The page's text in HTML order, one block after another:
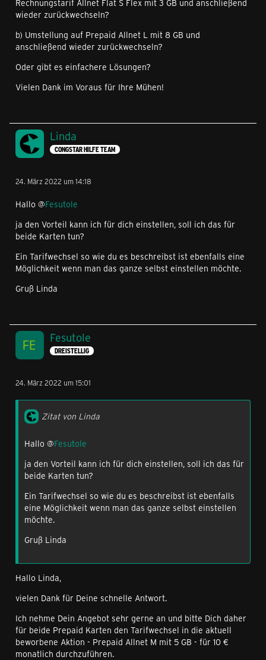
Rechnungstarif Allnet Flat S Flex mit 3 GB und anschließend
wieder zurückwechseln?
b) Umstellung auf Prepaid Allnet L mit 8 GB und
anschließend wieder zurückwechseln?
Oder gibt es einfachere Lösungen?
Vielen Dank im Voraus für Ihre Mühen!
Linda
CONGSTAR HILFE TEAM
24. März 2022 um 14:18
Hallo @Fesutole
ja den Vorteil kann ich für dich einstellen, soll ich das für
beide Karten tun?
Ein Tarifwechsel so wie du es beschreibst ist ebenfalls eine
Möglichkeit wenn man das ganze selbst einstellen möchte.
Gruß Linda
Fesutole
DREISTELLIG
24. März 2022 um 15:01
Zitat von Linda
Hallo @Fesutole
ja den Vorteil kann ich für dich einstellen, soll ich das für
beide Karten tun?
Ein Tarifwechsel so wie du es beschreibst ist ebenfalls
eine Möglichkeit wenn man das ganze selbst einstellen
möchte.
Gruß Linda
Hallo Linda,
vielen Dank für Deine schnelle Antwort.
Ich nehme Dein Angebot sehr gerne an und bitte Dich daher
für beide Prepaid Karten den Tarifwechsel in die aktuell
beworbene Aktion - Prepaid Allnet M mit 5 GB - für 10 €
monatlich durchzuführen.